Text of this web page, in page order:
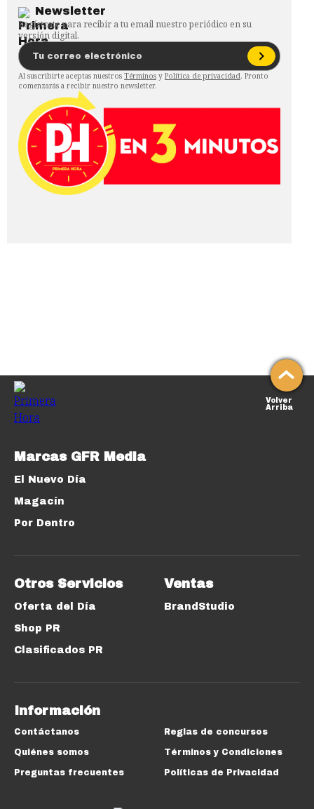
Newsletter
Regístrate para recibir a tu email nuestro periódico en su
versión digital.
Al suscribirte aceptas nuestros Términos y Política de privacidad. Pronto
comenzarás a recibir nuestro newsletter.
Volver
Arriba
Marcas GFR Media
El Nuevo Día
Magacín
Por Dentro
Otros Servicios
Oferta del Día
Shop PR
Clasificados PR
Ventas
BrandStudio
Información
Contáctanos
Quiénes somos
Preguntas frecuentes
Reglas de concursos
Términos y Condiciones
Políticas de Privacidad